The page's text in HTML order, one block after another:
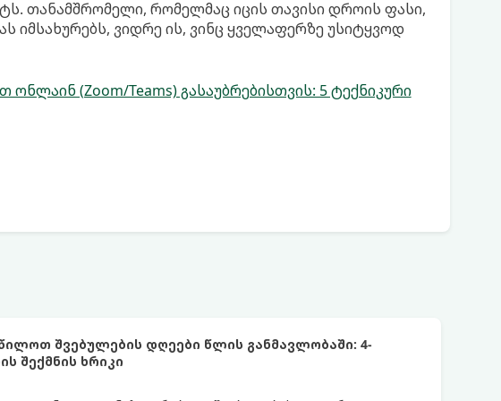
თანამშრომელი, რომელმაც იცის თავისი დროის ფასი,
იმსახურებს, ვიდრე ის, ვინც ყველაფერზე უსიტყვოდ
(Zoom/Teams) გასაუბრებისთვის: 5 ტექნიკური
შვებულების დღეები წლის განმავლობაში: 4-
შექმნის ხრიკი